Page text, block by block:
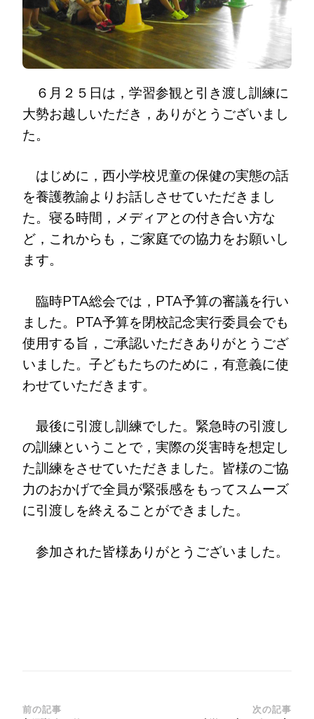
６月２５日は，学習参観と引き渡し訓練に
大勢お越しいただき，ありがとうございまし
た。
はじめに，西小学校児童の保健の実態の話
を養護教諭よりお話しさせていただきまし
た。寝る時間，メディアとの付き合い方な
ど，これからも，ご家庭での協力をお願いし
ます。
臨時PTA総会では，PTA予算の審議を行い
ました。PTA予算を閉校記念実行委員会でも
使用する旨，ご承認いただきありがとうござ
いました。子どもたちのために，有意義に使
わせていただきます。
最後に引渡し訓練でした。緊急時の引渡し
の訓練ということで，実際の災害時を想定し
た訓練をさせていただきました。皆様のご協
力のおかげで全員が緊張感をもってスムーズ
に引渡しを終えることができました。
参加された皆様ありがとうございました。
前の記事 次の記事